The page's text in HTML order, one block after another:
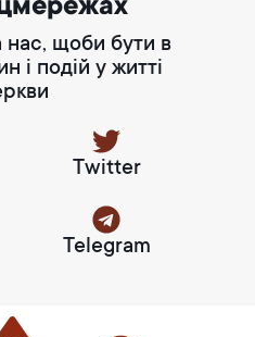
нас, щоби бути в
і подій у житті
Twitter
Telegram